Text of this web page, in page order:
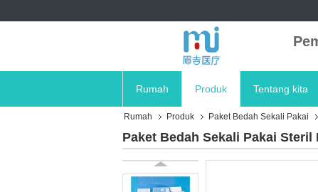
Rumah Produk Tentang kita
Rumah Produk Paket Bedah Sekali Pakai
Paket Bedah Sekali Pakai Steril